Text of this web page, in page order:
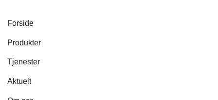
Forside
Produkter
Tjenester
Aktuelt